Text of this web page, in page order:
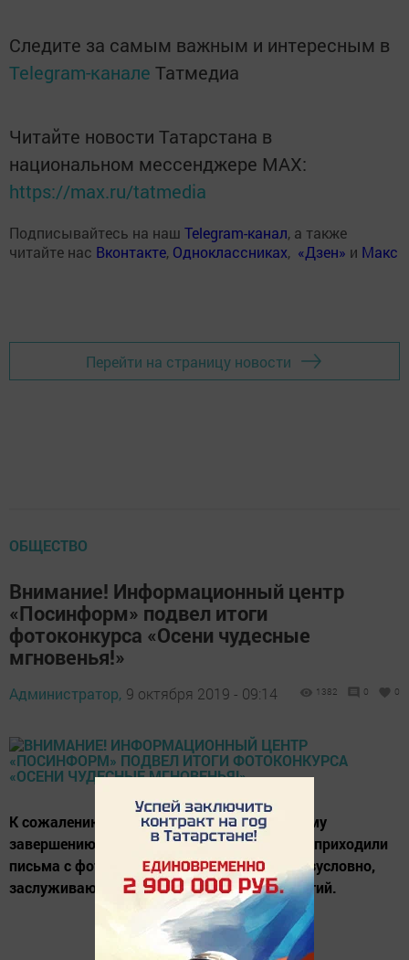
Следите за самым важным и интересным в
Telegram-канале Татмедиа
Читайте новости Татарстана в
национальном мессенджере MАХ:
https://max.ru/tatmedia
Подписывайтесь на наш Telegram-канал, а также
читайте нас Вконтакте, Одноклассниках, «Дзен» и Макс
Перейти на страницу новости
ОБЩЕСТВО
Внимание! Информационный центр
«Посинформ» подвел итоги
фотоконкурса «Осени чудесные
мгновенья!»
Администратор, 9 октября 2019 - 09:14 1382 0 0
К сожалению, наш конкурс подошел к своему
завершению. Ежедневно к нам в редакцию приходили
письма с фотографиями. Все участники, безусловно,
заслуживают победы и зрительских симпатий.